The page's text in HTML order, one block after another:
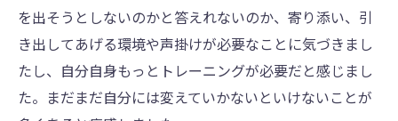
を出そうとしないのかと答えれないのか、寄り添い、引
き出してあげる環境や声掛けが必要なことに気づきまし
たし、自分自身もっとトレーニングが必要だと感じまし
た。まだまだ自分には変えていかないといけないことが